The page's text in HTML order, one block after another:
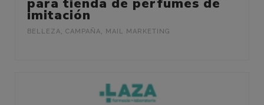
imitación
BELLEZA CAMPAÑA MAIL MARKETING